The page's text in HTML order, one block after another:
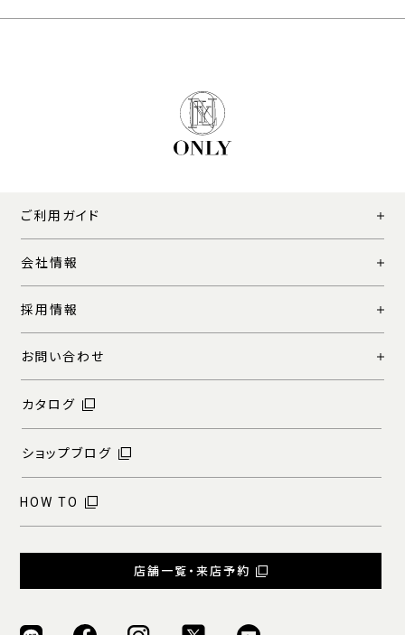
ご利用ガイド
会社情報
採用情報
お問い合わせ
カタログ
ショップブログ
HOW TO
店舗一覧・来店予約